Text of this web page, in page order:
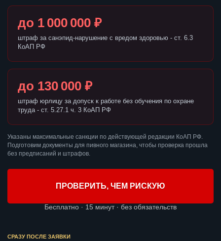
до 1 000 000 ₽
штраф за санэпид-нарушение с вредом здоровью - ст. 6.3
КоАП РФ
до 130 000 ₽
штраф юрлицу за допуск к работе без обучения по охране
труда - ст. 5.27.1 ч. 3 КоАП РФ
Указаны максимальные санкции по действующей редакции КоАП РФ.
Подготовим документы для пивного магазина, чтобы проверка прошла
без предписаний и штрафов.
ПРОВЕРИТЬ, ЧЕМ РИСКУЮ
Бесплатно · 15 минут · без обязательств
СРАЗУ ПОСЛЕ ЗАЯВКИ